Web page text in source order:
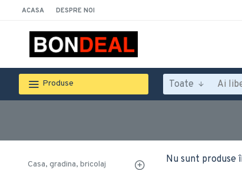
ACASA DESPRE NOI
Produse Toate
Casa, gradina, bricolaj Nu sunt produse